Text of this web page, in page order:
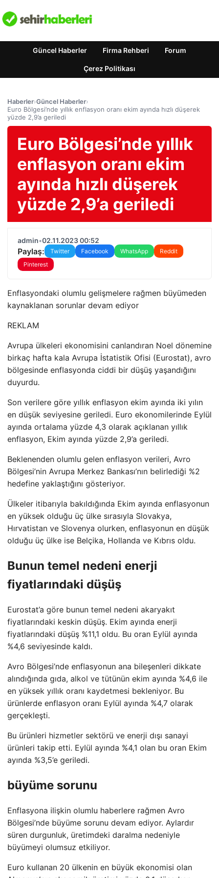
Güncel Haberler Firma Rehberi Forum
Çerez Politikası
Haberler›Güncel Haberler›
Euro Bölgesi’nde yıllık enflasyon oranı ekim ayında hızlı düşerek
yüzde 2,9’a geriledi
Euro Bölgesi’nde yıllık
enflasyon oranı ekim
ayında hızlı düşerek
yüzde 2,9’a geriledi
admin•02.11.2023 00:52
Paylaş: Twitter Facebook WhatsApp
Reddit
Pinterest
Enflasyondaki olumlu gelişmelere rağmen büyümeden
kaynaklanan sorunlar devam ediyor
REKLAM
Avrupa ülkeleri ekonomisini canlandıran Noel dönemine
birkaç hafta kala Avrupa İstatistik Ofisi (Eurostat), avro
bölgesinde enflasyonda ciddi bir düşüş yaşandığını
duyurdu.
Son verilere göre yıllık enflasyon ekim ayında iki yılın
en düşük seviyesine geriledi. Euro ekonomilerinde Eylül
ayında ortalama yüzde 4,3 olarak açıklanan yıllık
enflasyon, Ekim ayında yüzde 2,9’a geriledi.
Beklenenden olumlu gelen enflasyon verileri, Avro
Bölgesi’nin Avrupa Merkez Bankası’nın belirlediği %2
hedefine yaklaştığını gösteriyor.
Ülkeler itibarıyla bakıldığında Ekim ayında enflasyonun
en yüksek olduğu üç ülke sırasıyla Slovakya,
Hırvatistan ve Slovenya olurken, enflasyonun en düşük
olduğu üç ülke ise Belçika, Hollanda ve Kıbrıs oldu.
Bunun temel nedeni enerji
fiyatlarındaki düşüş
Eurostat’a göre bunun temel nedeni akaryakıt
fiyatlarındaki keskin düşüş. Ekim ayında enerji
fiyatlarındaki düşüş %11,1 oldu. Bu oran Eylül ayında
%4,6 seviyesinde kaldı.
Avro Bölgesi’nde enflasyonun ana bileşenleri dikkate
alındığında gıda, alkol ve tütünün ekim ayında %4,6 ile
en yüksek yıllık oranı kaydetmesi bekleniyor. Bu
ürünlerde enflasyon oranı Eylül ayında %4,7 olarak
gerçekleşti.
Bu ürünleri hizmetler sektörü ve enerji dışı sanayi
ürünleri takip etti. Eylül ayında %4,1 olan bu oran Ekim
ayında %3,5’e geriledi.
büyüme sorunu
Enflasyona ilişkin olumlu haberlere rağmen Avro
Bölgesi’nde büyüme sorunu devam ediyor. Aylardır
süren durgunluk, üretimdeki daralma nedeniyle
büyümeyi olumsuz etkiliyor.
Euro kullanan 20 ülkenin en büyük ekonomisi olan